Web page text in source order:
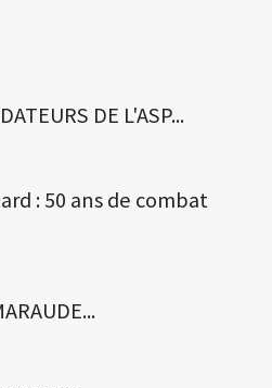
DE L'ASP...
: 50 ans de combat